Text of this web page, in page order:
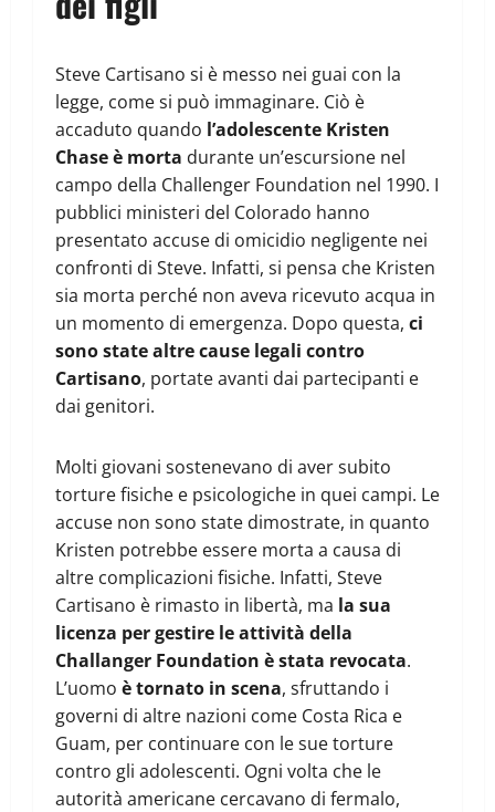
Steve Cartisano si è messo nei guai con la
legge, come si può immaginare. Ciò è
accaduto quando l’adolescente Kristen
Chase è morta durante un’escursione nel
campo della Challenger Foundation nel 1990. I
pubblici ministeri del Colorado hanno
presentato accuse di omicidio negligente nei
confronti di Steve. Infatti, si pensa che Kristen
sia morta perché non aveva ricevuto acqua in
un momento di emergenza. Dopo questa, ci
sono state altre cause legali contro
Cartisano, portate avanti dai partecipanti e
dai genitori.
Molti giovani sostenevano di aver subito
torture fisiche e psicologiche in quei campi. Le
accuse non sono state dimostrate, in quanto
Kristen potrebbe essere morta a causa di
altre complicazioni fisiche. Infatti, Steve
Cartisano è rimasto in libertà, ma la sua
licenza per gestire le attività della
Challanger Foundation è stata revocata.
L’uomo è tornato in scena, sfruttando i
governi di altre nazioni come Costa Rica e
Guam, per continuare con le sue torture
contro gli adolescenti. Ogni volta che le
autorità americane cercavano di fermalo,